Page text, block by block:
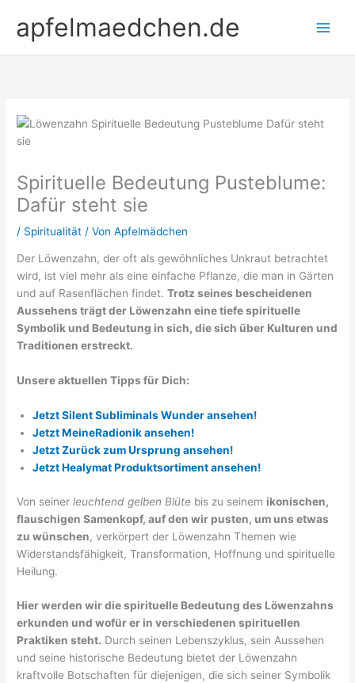
Inhalt
springen
apfelmaedchen.de
Spirituelle Bedeutung Pusteblume:
Dafür steht sie
/ Spiritualität / VonApfelmädchen
Der Löwenzahn, der oft als gewöhnliches Unkraut betrachtet
wird, ist viel mehr als eine einfache Pflanze, die man in Gärten
und auf Rasenflächen findet.Trotz seines bescheidenen
Aussehens trägt der Löwenzahn eine tiefe spirituelle
Symbolik und Bedeutung in sich, die sich über Kulturen und
Traditionen erstreckt.
Unsere aktuellen Tipps für Dich:
Jetzt Silent Subliminals Wunder ansehen!
Jetzt MeineRadionik ansehen!
Jetzt Zurück zum Ursprung ansehen!
Jetzt Healymat Produktsortiment ansehen!
Von seinerleuchtend gelben Blüte bis zu seinem ikonischen,
flauschigen Samenkopf, auf den wir pusten, um uns etwas
zu wünschen, verkörpert der Löwenzahn Themen wie
Widerstandsfähigkeit, Transformation, Hoffnung und spirituelle
Heilung.
Hier werden wir die spirituelle Bedeutung des Löwenzahns
erkunden und wofür er in verschiedenen spirituellen
Praktiken steht. Durch seinen Lebenszyklus, sein Aussehen
und seine historische Bedeutung bietet der Löwenzahn
kraftvolle Botschaften für diejenigen, die sich seiner Symbolik